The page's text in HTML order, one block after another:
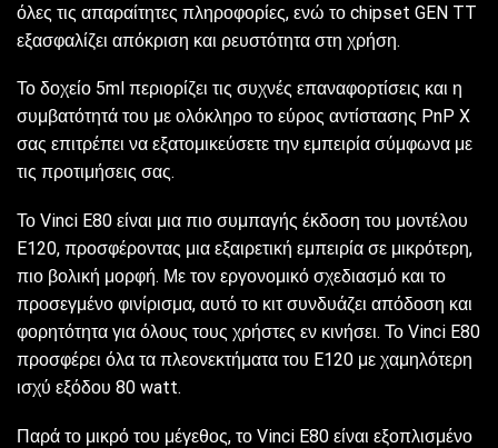
όλες τις απαραίτητες πληροφορίες, ενώ το chipset GEN TT
εξασφαλίζει απόκριση και ρευστότητα στη χρήση.
Το δοχείο 5ml περιορίζει τις συχνές επαναφορτίσεις και η
συμβατότητά του με ολόκληρο το εύρος αντίστασης PnP X
σας επιτρέπει να εξατομικεύσετε την εμπειρία σύμφωνα με
τις προτιμήσεις σας.
Το Vinci E80 είναι μια πιο συμπαγής έκδοση του μοντέλου
E120, προσφέροντας μια εξαιρετική εμπειρία σε μικρότερη,
πιο βολική μορφή. Με τον εργονομικό σχεδιασμό και το
προσεγμένο φινίρισμα, αυτό το κιτ συνδυάζει απόδοση και
φορητότητα για όλους τους χρήστες εν κινήσει. Το Vinci E80
προσφέρει όλα τα πλεονεκτήματα του E120 με χαμηλότερη
ισχύ εξόδου 80 watt.
Παρά το μικρό του μέγεθος, το Vinci E80 είναι εξοπλισμένο